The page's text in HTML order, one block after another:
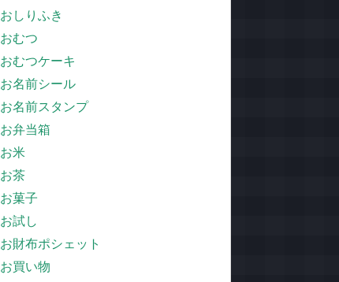
おしりふき
おむつ
おむつケーキ
お名前シール
お名前スタンプ
お弁当箱
お米
お茶
お菓子
お試し
お財布ポシェット
お買い物